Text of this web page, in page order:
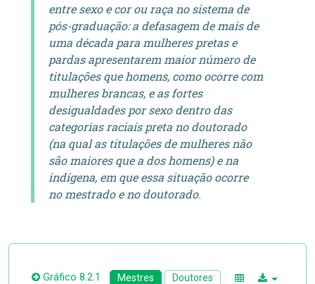
entre sexo e cor ou raça no sistema de
pós-graduação: a defasagem de mais de
uma década para mulheres pretas e
pardas apresentarem maior número de
titulações que homens, como ocorre com
mulheres brancas, e as fortes
desigualdades por sexo dentro das
categorias raciais preta no doutorado
(na qual as titulações de mulheres não
são maiores que a dos homens) e na
indígena, em que essa situação ocorre
no mestrado e no doutorado.
Gráfico 8.2.1 Mestres Doutores